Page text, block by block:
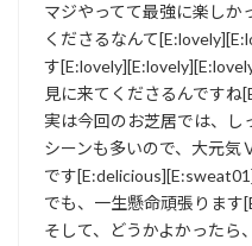
マジやってて最強に楽しか
くださるなんて
す
見に来てくださるんですね
実は今回のお芝居では、し
シーンも多いので、大元気
です
でも、一生懸命頑張ります
そして、どうかよかったら